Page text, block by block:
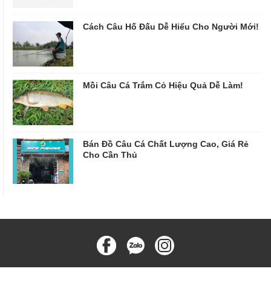
Cách Câu Hố Đấu Dễ Hiểu Cho Người Mới!
Mồi Câu Cá Trắm Cỏ Hiệu Quả Dễ Làm!
Bán Đồ Câu Cá Chất Lượng Cao, Giá Rẻ
Cho Cần Thủ